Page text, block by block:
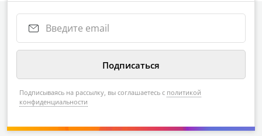
Подписываясь на рассылку, вы соглашаетесь с политикой
конфиденциальности